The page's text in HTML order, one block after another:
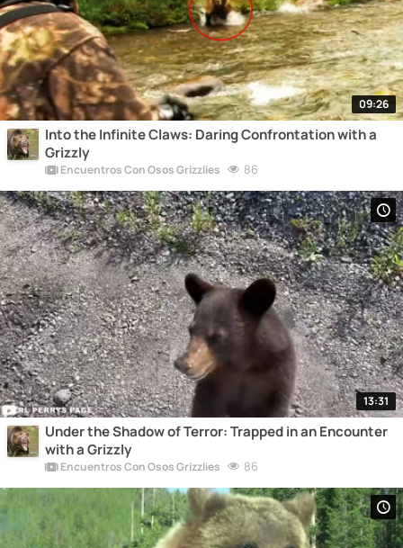
09:26
Into the Infinite Claws: Daring Confrontation with a
Grizzly
Encuentros Con Osos Grizzlies 86
13:31
Under the Shadow of Terror: Trapped in an Encounter
with a Grizzly
Encuentros Con Osos Grizzlies 86